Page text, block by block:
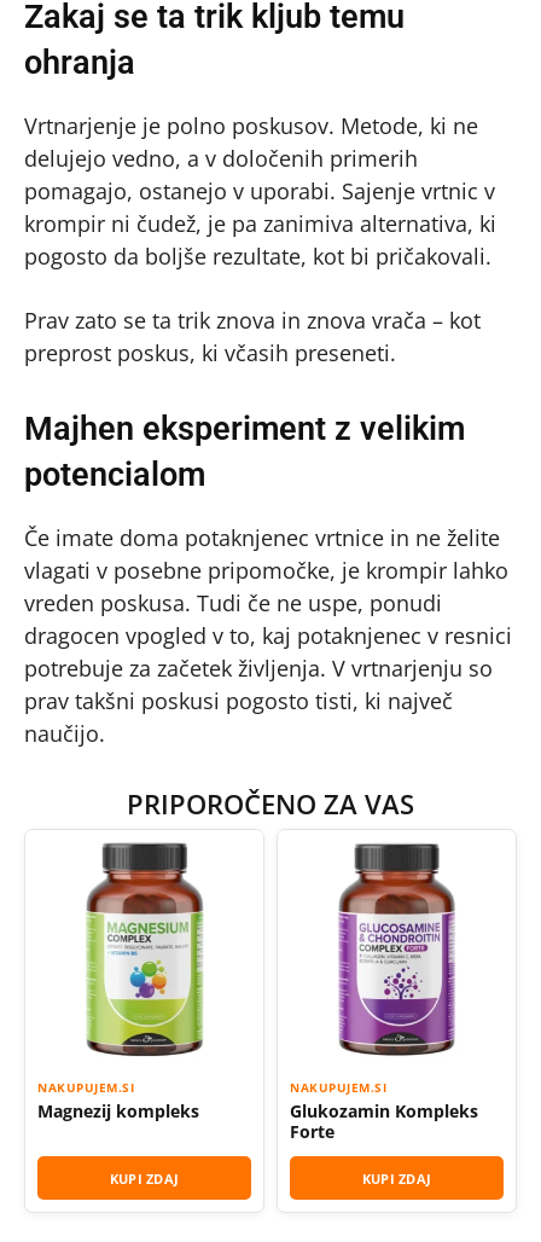
Zakaj se ta trik kljub temu
ohranja
Vrtnarjenje je polno poskusov. Metode, ki ne
delujejo vedno, a v določenih primerih
pomagajo, ostanejo v uporabi. Sajenje vrtnic v
krompir ni čudež, je pa zanimiva alternativa, ki
pogosto da boljše rezultate, kot bi pričakovali.
Prav zato se ta trik znova in znova vrača – kot
preprost poskus, ki včasih preseneti.
Majhen eksperiment z velikim
potencialom
Če imate doma potaknjenec vrtnice in ne želite
vlagati v posebne pripomočke, je krompir lahko
vreden poskusa. Tudi če ne uspe, ponudi
dragocen vpogled v to, kaj potaknjenec v resnici
potrebuje za začetek življenja. V vrtnarjenju so
prav takšni poskusi pogosto tisti, ki največ
naučijo.
PRIPOROČENO ZA VAS
NAKUPUJEM.SI
Magnezij kompleks
KUPI ZDAJ
NAKUPUJEM.SI
Glukozamin Kompleks
Forte
KUPI ZDAJ